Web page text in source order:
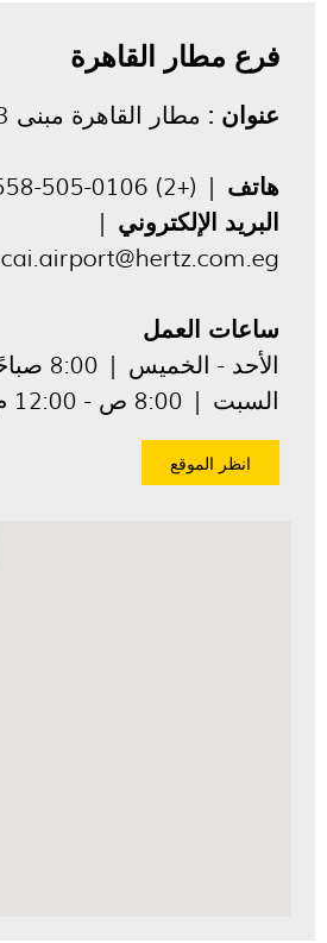
فرع مطار القاهرة
عنوان : مطار القاهرة مبنى 3 صالة الوصول
هاتف | (+2) 0106-505-5558
البريد الإلكتروني |
cai.airport@hertz.com.eg
ساعات العمل
الأحد - الخميس | 8:00 صباحًا - 4:30 مساءً
السبت | 8:00 ص - 12:00 م
انظر الموقع